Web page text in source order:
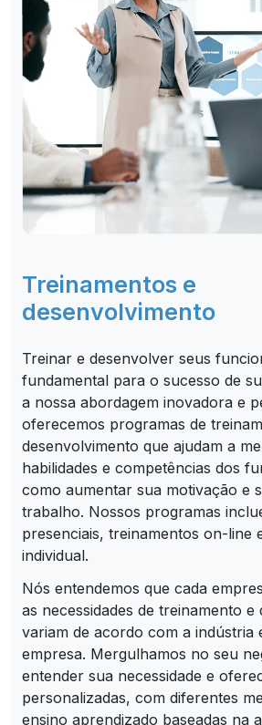
Treinamentos e
desenvolvimento
Treinar e desenvolver seus
fundamental para o sucesso de
a nossa abordagem inovadora e
oferecemos programas de
desenvolvimento que ajudam a
habilidades e competências dos
como aumentar sua motivação e
trabalho. Nossos programas
presenciais, treinamentos on-line
individual.
Nós entendemos que cada
as necessidades de treinamento e
variam de acordo com a indústria
empresa. Mergulhamos no seu
entender sua necessidade e
personalizadas, com diferentes
ensino aprendizado baseadas na